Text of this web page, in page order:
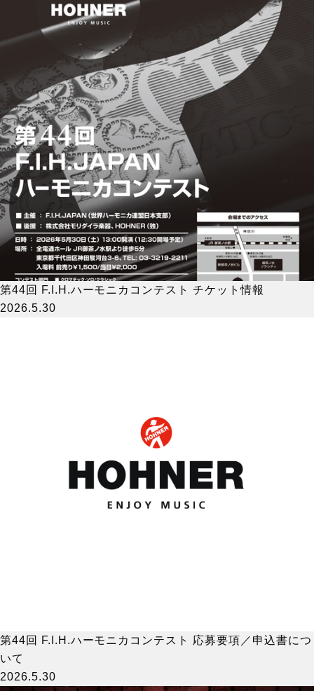
第44回 F.I.H.ハーモニカコンテスト チケット情報
2026.5.30
第44回 F.I.H.ハーモニカコンテスト 応募要項／申込書につ
いて
2026.5.30